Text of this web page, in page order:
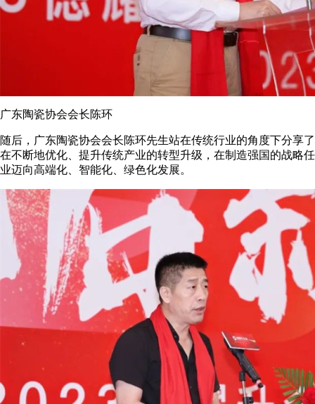
广东陶瓷协会会长陈环
随后，广东陶瓷协会会长陈环先生站在传统行业的角度下分享
在不断地优化、提升传统产业的转型升级，在制造强国的战略
业迈向高端化、智能化、绿色化发展。